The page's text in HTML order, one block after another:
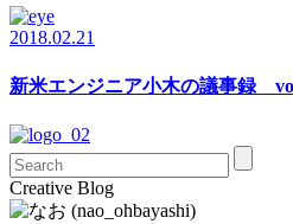
2018.02.21
新米エンジニア小木の議事録
Creative Blog